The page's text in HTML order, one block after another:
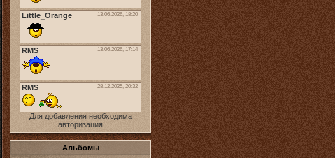
Для добавления необходима
авторизация
Альбомы